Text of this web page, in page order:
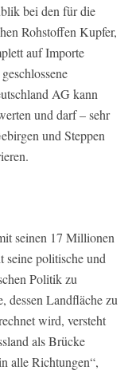
bei den für die
Rohstoffen Kupfer,
auf Importe
AG kann
und darf – sehr
und Steppen
seinen 17 Millionen
politische und
Politik zu
dessen Landfläche zu
wird, versteht
als Brücke
alle Richtungen“,